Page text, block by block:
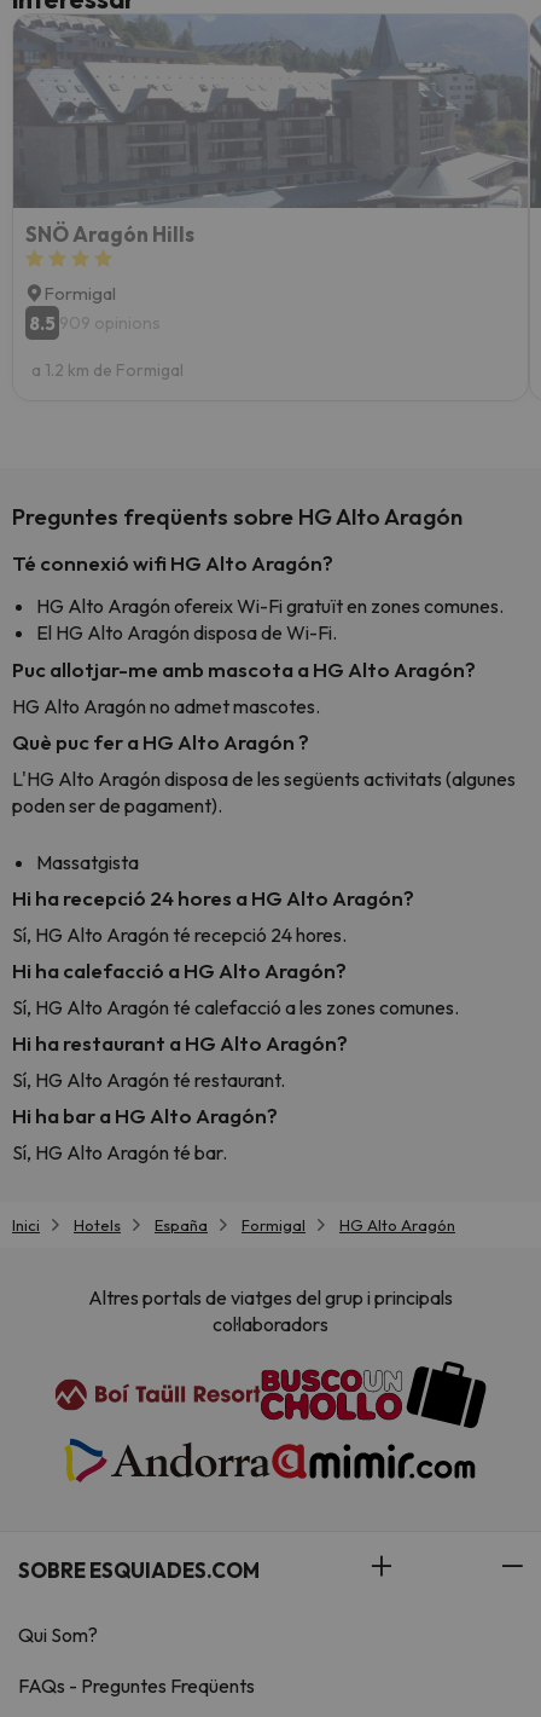
SNÖ Aragón Hills
Formigal
8.5 909 opinions
a 1.2 km de Formigal
Preguntes freqüents sobre HG Alto Aragón
Té connexió wifi HG Alto Aragón?
HG Alto Aragón ofereix Wi-Fi gratuït en zones comunes.
El HG Alto Aragón disposa de Wi-Fi.
Puc allotjar-me amb mascota a HG Alto Aragón?
HG Alto Aragón no admet mascotes.
Què puc fer a HG Alto Aragón ?
L'HG Alto Aragón disposa de les següents activitats (algunes
poden ser de pagament).
Massatgista
Hi ha recepció 24 hores a HG Alto Aragón?
Sí, HG Alto Aragón té recepció 24 hores.
Hi ha calefacció a HG Alto Aragón?
Sí, HG Alto Aragón té calefacció a les zones comunes.
Hi ha restaurant a HG Alto Aragón?
Sí, HG Alto Aragón té restaurant.
Hi ha bar a HG Alto Aragón?
Sí, HG Alto Aragón té bar.
Inici Hotels España Formigal HG Alto Aragón
Altres portals de viatges del grup i principals
col·laboradors
SOBRE ESQUIADES.COM
Qui Som?
FAQs - Preguntes Freqüents